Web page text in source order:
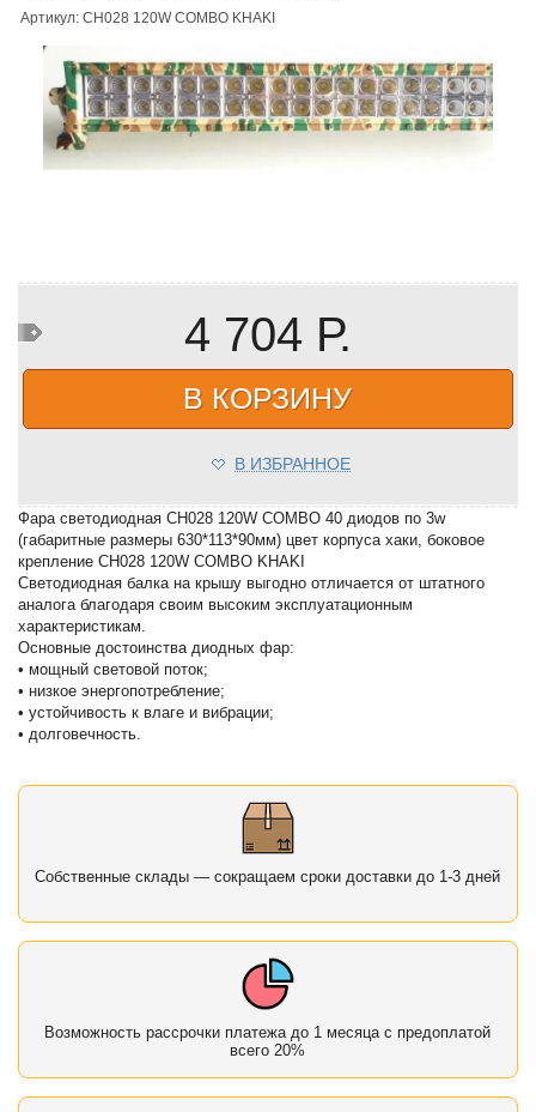
Артикул: CH028 120W COMBO KHAKI
4 704 Р.
В КОРЗИНУ
В ИЗБРАННОЕ
Фара светодиодная CH028 120W COMBO 40 диодов по 3w
(габаритные размеры 630*113*90мм) цвет корпуса хаки, боковое
крепление CH028 120W COMBO KHAKI
Светодиодная балка на крышу выгодно отличается от штатного
аналога благодаря своим высоким эксплуатационным
характеристикам.
Основные достоинства диодных фар:
• мощный световой поток;
• низкое энергопотребление;
• устойчивость к влаге и вибрации;
• долговечность.
Собственные склады — сокращаем сроки доставки до 1-3 дней
Возможность рассрочки платежа до 1 месяца с предоплатой
всего 20%